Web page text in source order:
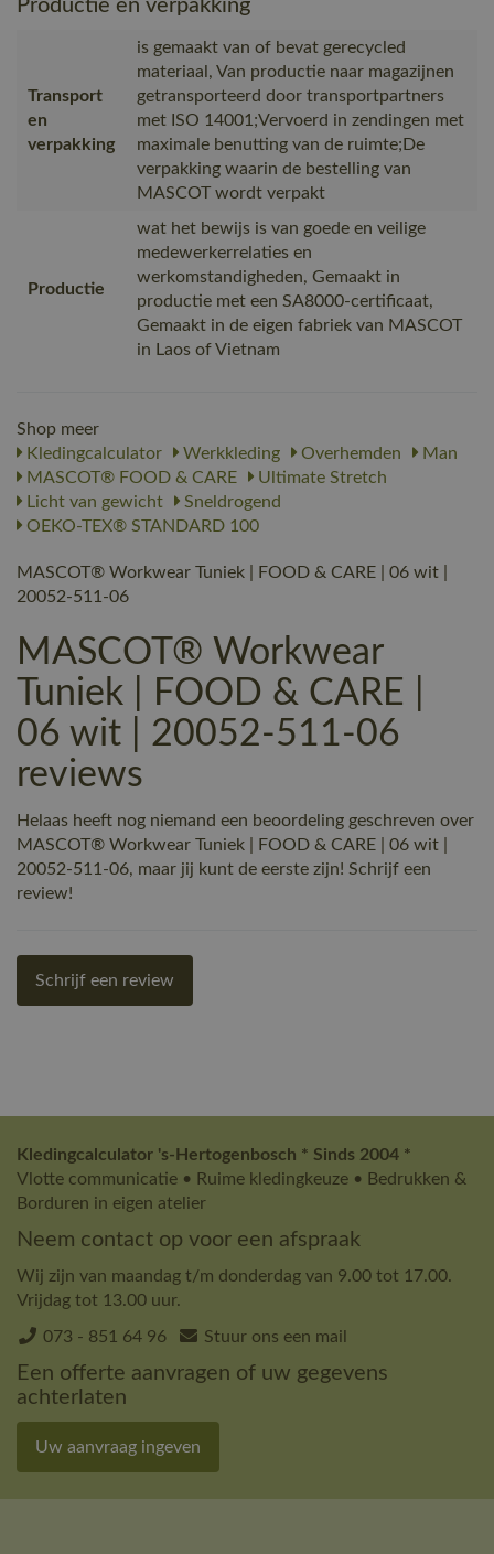
Productie en verpakking
Transport
en
verpakking
is gemaakt van of bevat gerecycled
materiaal, Van productie naar magazijnen
getransporteerd door transportpartners
met ISO 14001;Vervoerd in zendingen met
maximale benutting van de ruimte;De
verpakking waarin de bestelling van
MASCOT wordt verpakt
Productie
wat het bewijs is van goede en veilige
medewerkerrelaties en
werkomstandigheden, Gemaakt in
productie met een SA8000-certificaat,
Gemaakt in de eigen fabriek van MASCOT
in Laos of Vietnam
Shop meer
Kledingcalculator
Werkkleding Overhemden
Man
MASCOT® FOOD & CARE
Ultimate Stretch
Licht van gewicht
Sneldrogend
OEKO-TEX® STANDARD 100
MASCOT® Workwear Tuniek | FOOD & CARE | 06 wit |
20052-511-06
MASCOT® Workwear
Tuniek | FOOD & CARE |
06 wit | 20052-511-06
reviews
Helaas heeft nog niemand een beoordeling geschreven over
MASCOT® Workwear Tuniek | FOOD & CARE | 06 wit |
20052-511-06, maar jij kunt de eerste zijn! Schrijf een
review!
Schrijf een review
Kledingcalculator 's-Hertogenbosch * Sinds 2004 *
Vlotte communicatie • Ruime kledingkeuze • Bedrukken &
Borduren in eigen atelier
Neem contact op voor een afspraak
Wij zijn van maandag t/m donderdag van 9.00 tot 17.00.
Vrijdag tot 13.00 uur.
073 - 851 64 96 Stuur ons een mail
Een offerte aanvragen of uw gegevens
achterlaten
Uw aanvraag ingeven